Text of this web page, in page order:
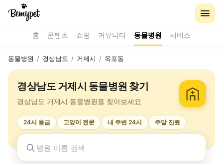
홈 콘텐츠 쇼핑 커뮤니티 동물병원 서비스
동물병원 / 경상남도 / 거제시 / 옥포동
경상남도 거제시 동물병원 찾기
경상남도 거제시 동물병원을 찾아보세요
24시 응급 고양이 전문 내 주변 24시 주말 진료